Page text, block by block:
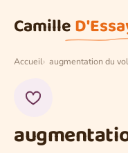
Camille
Accueil augmentation du